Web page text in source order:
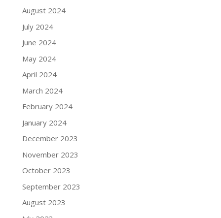
August 2024
July 2024
June 2024
May 2024
April 2024
March 2024
February 2024
January 2024
December 2023
November 2023
October 2023
September 2023
August 2023